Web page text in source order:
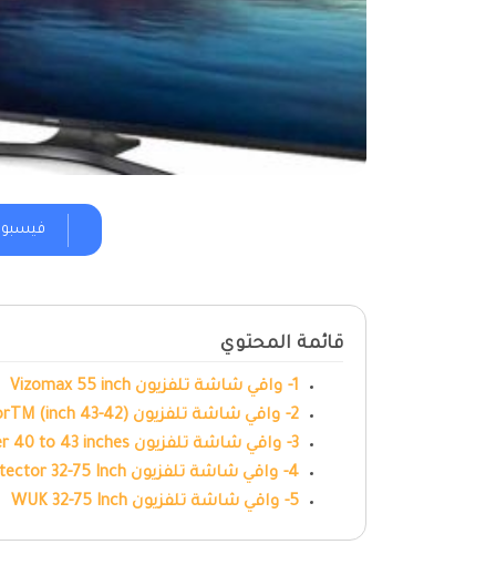
قائمة المحتوي
1- واقي شاشة تلفزيون Vizomax 55 inch
2- واقي شاشة تلفزيون (42-43 inch) TV-ProtectorTM
3- واقي شاشة تلفزيون Outdoor TV Cover 40 to 43 inches
4- واقي شاشة تلفزيون BU TV Screen Protector 32-75 Inch
5- واقي شاشة تلفزيون WUK 32-75 Inch